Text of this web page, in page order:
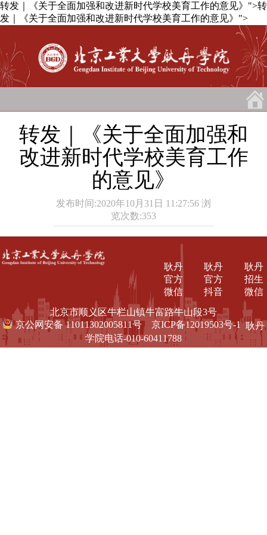
转发｜《关于全面加强和改进新时代学校美育工作的意见》">转
发｜《关于全面加强和改进新时代学校美育工作的意见》">
转发｜《关于全面加强和
改进新时代学校美育工作
的意见》
发布时间:2020年10月31日 11:27:56 浏
览次数:353
耿丹
招生
微信
耿丹
官方
抖音
耿丹
官方
微信
北京市顺义区牛栏山镇牛富路牛山段3号
京公网安备 11011302005811号
京ICP备12019503号-1耿丹
学院电话-010-60411788